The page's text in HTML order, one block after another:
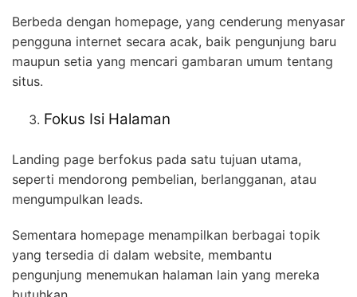
Berbeda dengan homepage, yang cenderung menyasar
pengguna internet secara acak, baik pengunjung baru
maupun setia yang mencari gambaran umum tentang
situs.
Fokus Isi Halaman
Landing page berfokus pada satu tujuan utama,
seperti mendorong pembelian, berlangganan, atau
mengumpulkan leads.
Sementara homepage menampilkan berbagai topik
yang tersedia di dalam website, membantu
pengunjung menemukan halaman lain yang mereka